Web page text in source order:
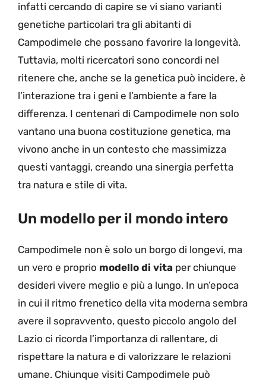
infatti cercando di capire se vi siano varianti
genetiche particolari tra gli abitanti di
Campodimele che possano favorire la longevità.
Tuttavia, molti ricercatori sono concordi nel
ritenere che, anche se la genetica può incidere, è
l’interazione tra i geni e l’ambiente a fare la
differenza. I centenari di Campodimele non solo
vantano una buona costituzione genetica, ma
vivono anche in un contesto che massimizza
questi vantaggi, creando una sinergia perfetta
tra natura e stile di vita.
Un modello per il mondo intero
Campodimele non è solo un borgo di longevi, ma
un vero e proprio modello di vita per chiunque
desideri vivere meglio e più a lungo. In un’epoca
in cui il ritmo frenetico della vita moderna sembra
avere il sopravvento, questo piccolo angolo del
Lazio ci ricorda l’importanza di rallentare, di
rispettare la natura e di valorizzare le relazioni
umane. Chiunque visiti Campodimele può